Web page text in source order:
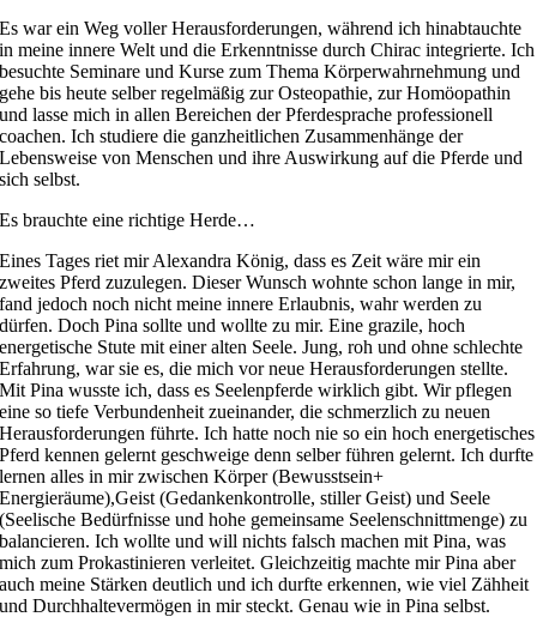
Es war ein Weg voller Herausforderungen, während ich hinabtauchte
in meine innere Welt und die Erkenntnisse durch Chirac integrierte. Ich
besuchte Seminare und Kurse zum Thema Körperwahrnehmung und
gehe bis heute selber regelmäßig zur Osteopathie, zur Homöopathin
und lasse mich in allen Bereichen der Pferdesprache professionell
coachen. Ich studiere die ganzheitlichen Zusammenhänge der
Lebensweise von Menschen und ihre Auswirkung auf die Pferde und
sich selbst.
Es brauchte eine richtige Herde…
Eines Tages riet mir Alexandra König, dass es Zeit wäre mir ein
zweites Pferd zuzulegen. Dieser Wunsch wohnte schon lange in mir,
fand jedoch noch nicht meine innere Erlaubnis, wahr werden zu
dürfen. Doch Pina sollte und wollte zu mir. Eine grazile, hoch
energetische Stute mit einer alten Seele. Jung, roh und ohne schlechte
Erfahrung, war sie es, die mich vor neue Herausforderungen stellte.
Mit Pina wusste ich, dass es Seelenpferde wirklich gibt. Wir pflegen
eine so tiefe Verbundenheit zueinander, die schmerzlich zu neuen
Herausforderungen führte. Ich hatte noch nie so ein hoch energetisches
Pferd kennen gelernt geschweige denn selber führen gelernt. Ich durfte
lernen alles in mir zwischen Körper (Bewusstsein+
Energieräume),Geist (Gedankenkontrolle, stiller Geist) und Seele
(Seelische Bedürfnisse und hohe gemeinsame Seelenschnittmenge) zu
balancieren. Ich wollte und will nichts falsch machen mit Pina, was
mich zum Prokastinieren verleitet. Gleichzeitig machte mir Pina aber
auch meine Stärken deutlich und ich durfte erkennen, wie viel Zähheit
und Durchhaltevermögen in mir steckt. Genau wie in Pina selbst.